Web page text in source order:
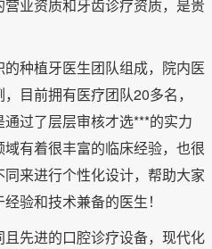
业资质和牙齿诊疗资质，是贵
种植牙医生团队组成，院内医
目前拥有医疗团队20多名，
过了层层审核才选***的实力
有着很丰富的临床经验，也很
来进行个性化设计，帮助大家
验和技术兼备的医生！
先进的口腔诊疗设备，现代化